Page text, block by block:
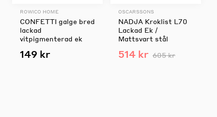
ROWICO HOME
CONFETTI galge bred
lackad
vitpigmenterad ek
149 kr
OSCARSSONS
NADJA Kroklist L70
Lackad Ek /
Mattsvart stål
514 kr 605 kr